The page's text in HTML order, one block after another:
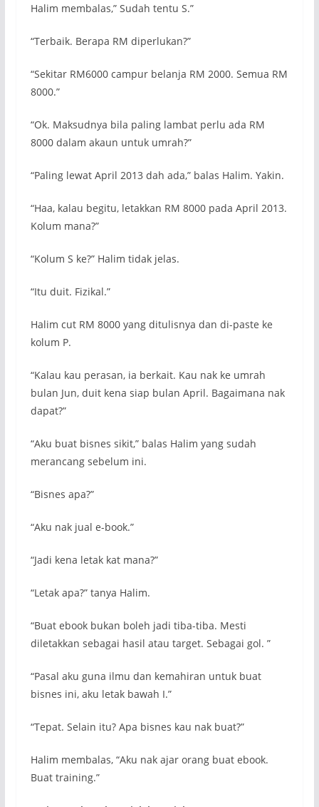
Halim membalas,” Sudah tentu S.”
“Terbaik. Berapa RM diperlukan?”
“Sekitar RM6000 campur belanja RM 2000. Semua RM
8000.”
“Ok. Maksudnya bila paling lambat perlu ada RM
8000 dalam akaun untuk umrah?”
“Paling lewat April 2013 dah ada,” balas Halim. Yakin.
“Haa, kalau begitu, letakkan RM 8000 pada April 2013.
Kolum mana?”
“Kolum S ke?” Halim tidak jelas.
“Itu duit. Fizikal.”
Halim cut RM 8000 yang ditulisnya dan di-paste ke
kolum P.
“Kalau kau perasan, ia berkait. Kau nak ke umrah
bulan Jun, duit kena siap bulan April. Bagaimana nak
dapat?”
“Aku buat bisnes sikit,” balas Halim yang sudah
merancang sebelum ini.
“Bisnes apa?”
“Aku nak jual e-book.”
“Jadi kena letak kat mana?”
“Letak apa?” tanya Halim.
“Buat ebook bukan boleh jadi tiba-tiba. Mesti
diletakkan sebagai hasil atau target. Sebagai gol. ”
“Pasal aku guna ilmu dan kemahiran untuk buat
bisnes ini, aku letak bawah I.”
“Tepat. Selain itu? Apa bisnes kau nak buat?”
Halim membalas, “Aku nak ajar orang buat ebook.
Buat training.”